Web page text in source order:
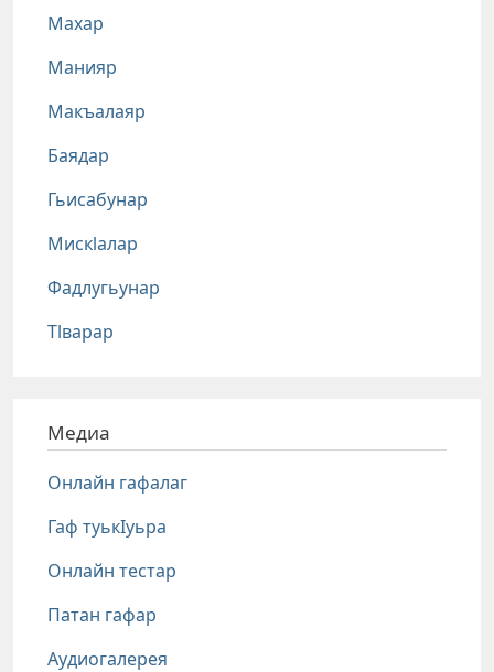
Махар
Манияр
Макъалаяр
Баядар
Гьисабунар
Мискlалар
Фадлугьунар
Тlварар
Медиа
Онлайн гафалаг
Гаф туькIуьра
Онлайн тестар
Патан гафар
Аудиогалерея